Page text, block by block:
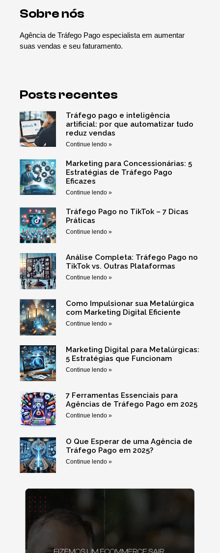
Sobre nós
Agência de Tráfego Pago especialista em aumentar
suas vendas e seu faturamento.
Posts recentes
Tráfego pago e inteligência
artificial: por que automatizar tudo
reduz vendas
Continue lendo »
Marketing para Concessionárias: 5
Estratégias de Tráfego Pago
Eficazes
Continue lendo »
Tráfego Pago no TikTok – 7 Dicas
Práticas
Continue lendo »
Análise Completa: Tráfego Pago no
TikTok vs. Outras Plataformas
Continue lendo »
Como Impulsionar sua Metalúrgica
com Marketing Digital Eficiente
Continue lendo »
Marketing Digital para Metalúrgicas:
5 Estratégias que Funcionam
Continue lendo »
7 Ferramentas Essenciais para
Agências de Tráfego Pago em 2025
Continue lendo »
O Que Esperar de uma Agência de
Tráfego Pago em 2025?
Continue lendo »